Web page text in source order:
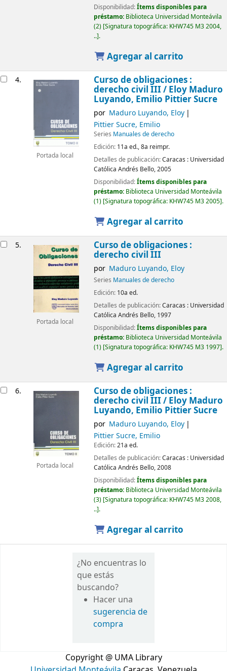
Disponibilidad:Ítems disponibles para
préstamo: Biblioteca Universidad Monteávila
(2) Signatura topográfica: KHW745 M3 2004,
.. .
Agregar al carrito
4.
Portada local
Curso de obligaciones :
derecho civil III / Eloy Maduro
Luyando, Emilio Pittier Sucre
por Maduro Luyando, Eloy
Pittier Sucre, Emilio
Series Manuales de derecho
Edición: 11a ed., 8a reimpr.
Detalles de publicación:Caracas : Universidad
Católica Andrés Bello,2005
Disponibilidad:Ítems disponibles para
préstamo: Biblioteca Universidad Monteávila
(1) Signatura topográfica: KHW745 M3 2005 .
Agregar al carrito
5.
Portada local
Curso de obligaciones :
derecho civil III
por Maduro Luyando, Eloy
Series Manuales de derecho
Edición: 10a ed.
Detalles de publicación:Caracas : Universidad
Católica Andrés Bello, 1997
Disponibilidad:Ítems disponibles para
préstamo: Biblioteca Universidad Monteávila
(1) Signatura topográfica: KHW745 M3 1997 .
Agregar al carrito
6.
Portada local
Curso de obligaciones :
derecho civil III / Eloy Maduro
Luyando, Emilio Pittier Sucre
por Maduro Luyando, Eloy
Pittier Sucre, Emilio
Edición:21a ed.
Detalles de publicación:Caracas : Universidad
Católica Andrés Bello,2008
Disponibilidad:Ítems disponibles para
préstamo: Biblioteca Universidad Monteávila
(3) Signatura topográfica: KHW745 M3 2008,
.. .
Agregar al carrito
¿No encuentras lo
que estás
buscando?
Hacer una
sugerencia de
compra
Copyright @ UMA Library